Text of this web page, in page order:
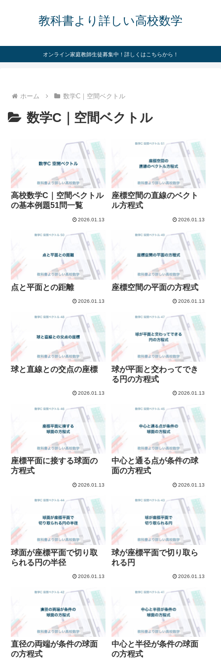
教科書より詳しい高校数学
オンライン家庭教師生徒募集中！詳しくはこちらから！
ホーム 数学C｜空間ベクトル
数学C｜空間ベクトル
高校数学C｜空間ベクトル
の基本例題51問一覧
2026.01.13
座標空間の直線のベクト
ル方程式
2026.01.13
点と平面との距離
2026.01.13
座標空間の平面の方程式
2026.01.13
球と直線との交点の座標
2026.01.13
球が平面と交わってでき
る円の方程式
2026.01.13
座標平面に接する球面の
方程式
2026.01.13
中心と通る点が条件の球
面の方程式
2026.01.13
球面が座標平面で切り取
られる円の半径
2026.01.13
球が座標平面で切り取ら
れる円
2026.01.13
直径の両端が条件の球面
の方程式
中心と半径が条件の球面
の方程式